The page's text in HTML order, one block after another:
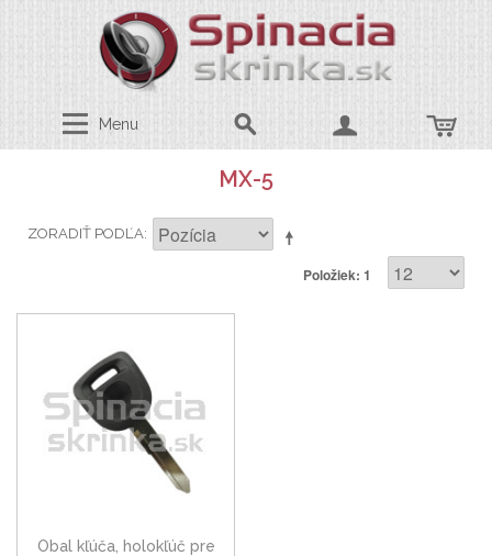
Menu
MX-5
ZORADIŤ PODĽA
Položiek: 1
Obal kľúča, holokľúč pre